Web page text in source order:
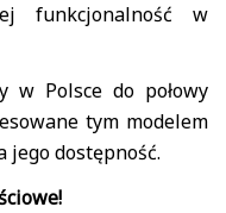
funkcjonalność w
w Polsce do połowy
tym modelem
jego dostępność.